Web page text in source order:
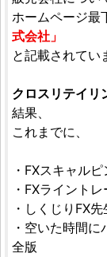
ホームページ最
式会社」
と記載されてい
クロスリテイリ
結果、
これまでに、
・FXスキャル
・FXライント
・しくじりFX先
・空いた時間
全版